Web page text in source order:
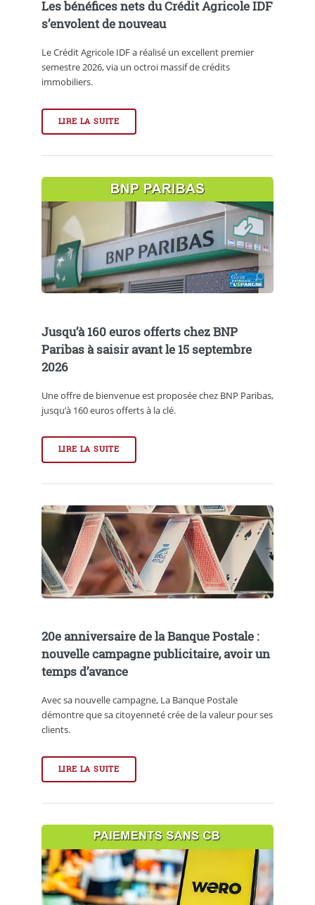
Les bénéfices nets du Crédit Agricole IDF
s’envolent de nouveau
Le Crédit Agricole IDF a réalisé un excellent premier
semestre 2026, via un octroi massif de crédits
immobiliers.
LIRE LA SUITE
Jusqu’à 160 euros offerts chez BNP
Paribas à saisir avant le 15 septembre
2026
Une offre de bienvenue est proposée chez BNP Paribas,
jusqu’à 160 euros offerts à la clé.
LIRE LA SUITE
20e anniversaire de la Banque Postale :
nouvelle campagne publicitaire, avoir un
temps d’avance
Avec sa nouvelle campagne, La Banque Postale
démontre que sa citoyenneté crée de la valeur pour ses
clients.
LIRE LA SUITE